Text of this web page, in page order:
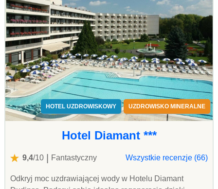
HOTEL UZDROWISKOWY UZDROWISKO MINERALNE
Hotel Diamant ***
9,4/10 Fantastyczny Wszystkie recenzje (66)
Odkryj moc uzdrawiającej wody w Hotelu Diamant